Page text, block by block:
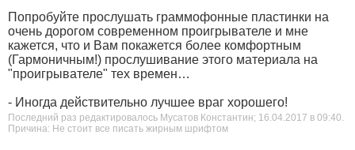
Попробуйте прослушать граммофонные пластинки на
очень дорогом современном проигрывателе и мне
кажется, что и Вам покажется более комфортным
(Гармоничным!) прослушивание этого материала на
"проигрывателе" тех времен…
- Иногда действительно лучшее враг хорошего!
Последний раз редактировалось Мусатов Константин; 16.04.2017 в 09:40.
Причина: Не стоит все писать жирным шрифтом